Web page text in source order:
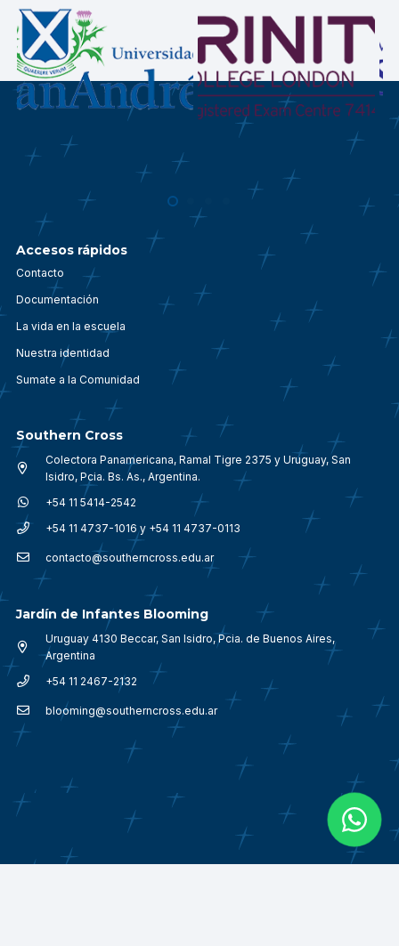
Accesos rápidos
Contacto
Documentación
La vida en la escuela
Nuestra identidad
Sumate a la Comunidad
Southern Cross
Colectora Panamericana, Ramal Tigre 2375 y Uruguay, San
Isidro, Pcia. Bs. As., Argentina.
+54 11 5414-2542
+54 11 4737-1016 y +54 11 4737-0113
contacto@southerncross.edu.ar
Jardín de Infantes Blooming
Uruguay 4130 Beccar, San Isidro, Pcia. de Buenos Aires,
Argentina
+54 11 2467-2132
blooming@southerncross.edu.ar